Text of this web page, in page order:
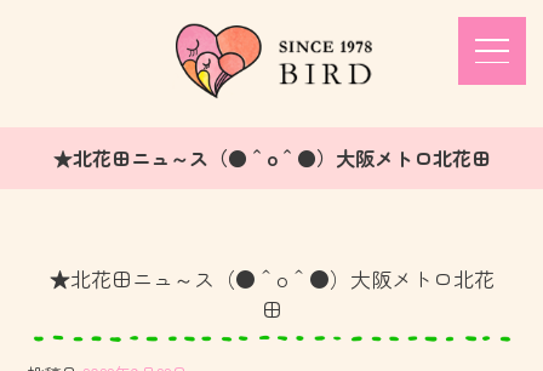
★北花田ニュ～ス（●＾o＾●）大阪メトロ北花田
★北花田ニュ～ス（●＾o＾●）大阪メトロ北花
田